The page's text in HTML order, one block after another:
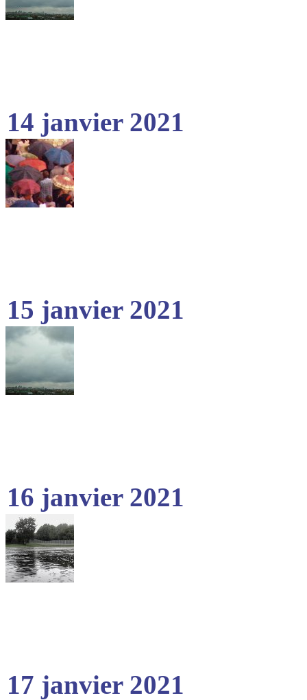
14 janvier 2021
15 janvier 2021
16 janvier 2021
17 janvier 2021